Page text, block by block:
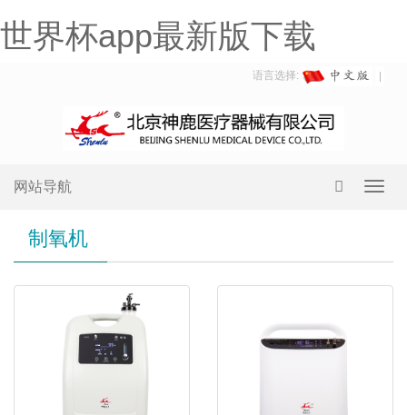
世界杯app最新版下载
语言选择:
网站导航
制氧机